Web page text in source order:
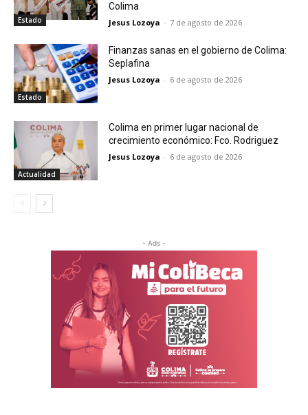
Estado
Colima
Jesus Lozoya - 7 de agosto de 2026
Estado
Finanzas sanas en el gobierno de Colima:
Seplafina
Jesus Lozoya - 6 de agosto de 2026
Actualidad
Colima en primer lugar nacional de
crecimiento económico: Fco. Rodriguez
Jesus Lozoya - 6 de agosto de 2026
- Ads -